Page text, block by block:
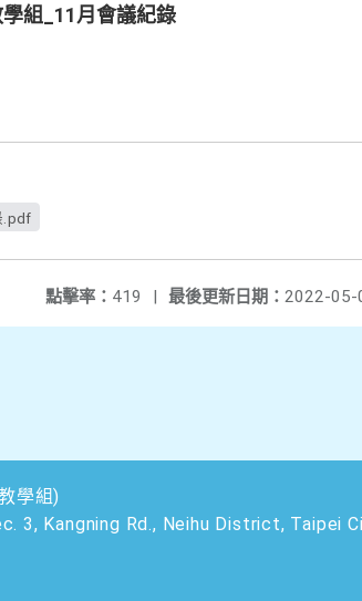
組_11月會議紀錄
.pdf
最後更新日期： 2022-05-
點擊率： 419 |
學組)
3, Kangning Rd., Neihu District, Taipei